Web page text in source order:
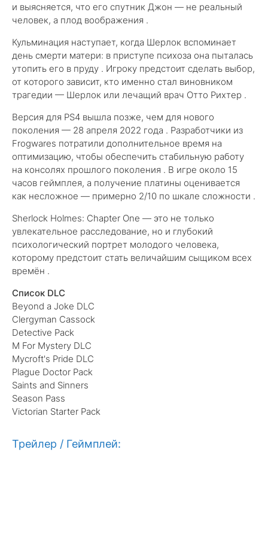
и выясняется, что его спутник Джон — не реальный
человек, а плод воображения .
Кульминация наступает, когда Шерлок вспоминает
день смерти матери: в приступе психоза она пыталась
утопить его в пруду . Игроку предстоит сделать выбор,
от которого зависит, кто именно стал виновником
трагедии — Шерлок или лечащий врач Отто Рихтер .
Версия для PS4 вышла позже, чем для нового
поколения — 28 апреля 2022 года . Разработчики из
Frogwares потратили дополнительное время на
оптимизацию, чтобы обеспечить стабильную работу
на консолях прошлого поколения . В игре около 15
часов геймплея, а получение платины оценивается
как несложное — примерно 2/10 по шкале сложности .
Sherlock Holmes: Chapter One — это не только
увлекательное расследование, но и глубокий
психологический портрет молодого человека,
которому предстоит стать величайшим сыщиком всех
времён .
Список DLC
Beyond a Joke DLC
Clergyman Cassock
Detective Pack
M For Mystery DLC
Mycroft's Pride DLC
Plague Doctor Pack
Saints and Sinners
Season Pass
Victorian Starter Pack
Трейлер / Геймплей: